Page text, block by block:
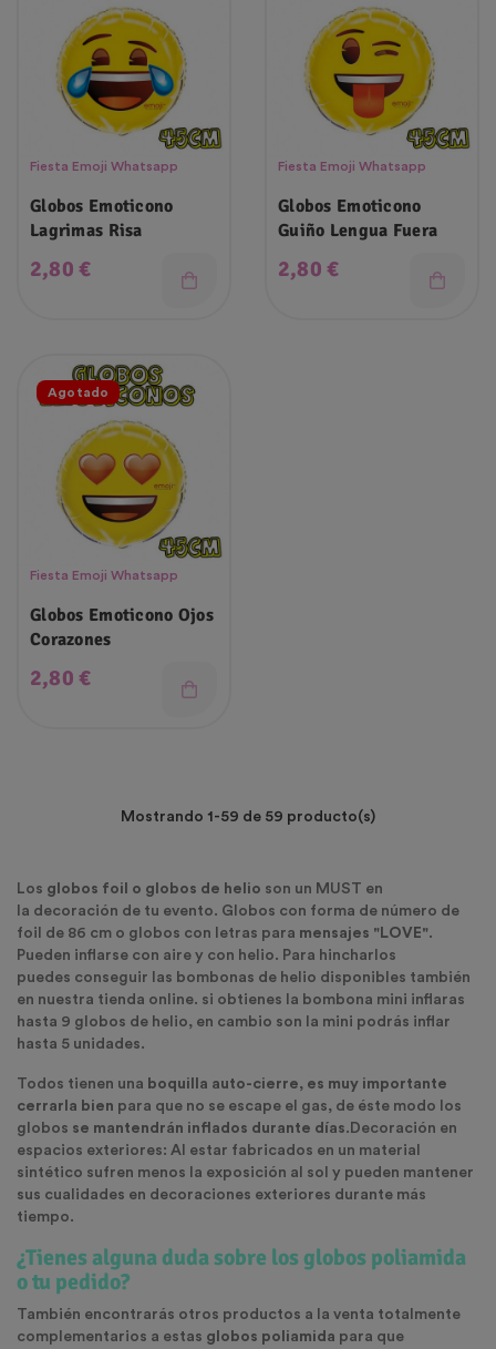
Fiesta Emoji Whatsapp
Globos Emoticono
Lagrimas Risa
Precio
2,80 €
Fiesta Emoji Whatsapp
Globos Emoticono
Guiño Lengua Fuera
Precio
2,80 €
Agotado
Fiesta Emoji Whatsapp
Globos Emoticono Ojos
Corazones
Precio
2,80 €
Mostrando 1-59 de 59 producto(s)
Los globos foil o globos de helio son un MUST en
la decoración de tu evento. Globos con forma de número de
foil de 86 cm o globos con letras para mensajes "LOVE".
Pueden inflarse con aire y con helio. Para hincharlos
puedes conseguir las bombonas de helio disponibles también
en nuestra tienda online. si obtienes la bombona mini inflaras
hasta 9 globos de helio, en cambio son la mini podrás inflar
hasta 5 unidades.
Todos tienen una boquilla auto-cierre, es muy importante
cerrarla bien para que no se escape el gas, de éste modo los
globos se mantendrán inflados durante días.Decoración en
espacios exteriores: Al estar fabricados en un material
sintético sufren menos la exposición al sol y pueden mantener
sus cualidades en decoraciones exteriores durante más
tiempo.
¿Tienes alguna duda sobre los globos poliamida
o tu pedido?
También encontrarás otros productos a la venta totalmente
complementarios a estas globos poliamida para que